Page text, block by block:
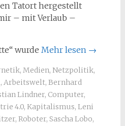
Tatort hergestellt
– mit Verlaub –
wurde Mehr lesen →
, Medien, Netzpolitik,
, Arbeitswelt, Bernhard
Lindner, Computer,
4.0, Kapitalismus, Leni
, Roboter, Sascha Lobo,